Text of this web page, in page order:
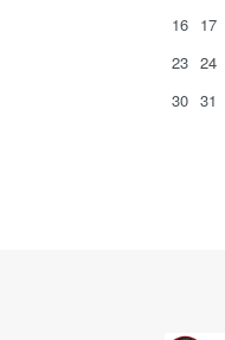
16 17
23 24
30 31